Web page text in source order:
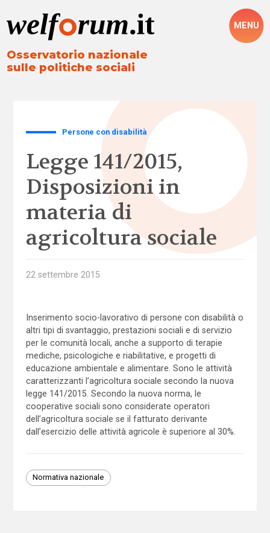
Osservatorio nazionale
sulle politiche sociali
MENU
Persone con disabilità
Legge 141/2015,
Disposizioni in
materia di
agricoltura sociale
22 settembre 2015
Inserimento socio-lavorativo di persone con disabilità o
altri tipi di svantaggio, prestazioni sociali e di servizio
per le comunità locali, anche a supporto di terapie
mediche, psicologiche e riabilitative, e progetti di
educazione ambientale e alimentare. Sono le attività
caratterizzanti l’agricoltura sociale secondo la nuova
legge 141/2015. Secondo la nuova norma, le
cooperative sociali sono considerate operatori
dell’agricoltura sociale se il fatturato derivante
dall’esercizio delle attività agricole è superiore al 30%.
Normativa nazionale